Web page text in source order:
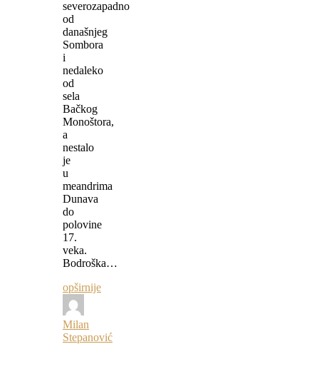
severozapadno
od
današnjeg
Sombora
i
nedaleko
od
sela
Bačkog
Monoštora,
a
nestalo
je
u
meandrima
Dunava
do
polovine
17.
veka.
Bodroška…
opširnije
Milan
Stepanović